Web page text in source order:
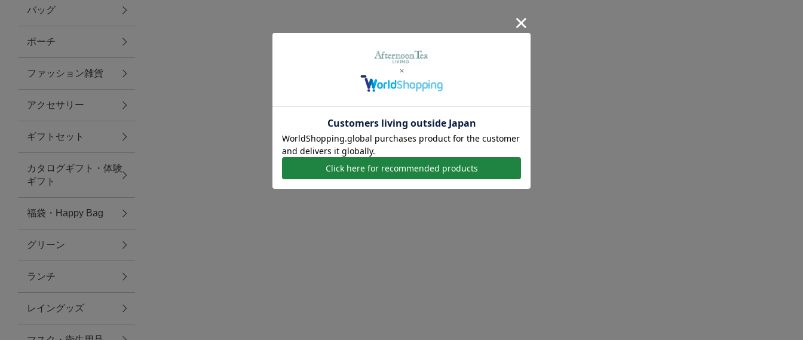
グリーン
バス＆ビューティー
バス＆ビューティー
タオル
ウエア＆バッグ
ウエア
レイングッズ
アクセサリー
ファッション雑貨
ファッショングッズ
バッグ
ポーチ
ファッション雑貨
アクセサリー
ギフトセット
カタログギフト・体験
ギフト
福袋・Happy Bag
グリーン
ランチ
レイングッズ